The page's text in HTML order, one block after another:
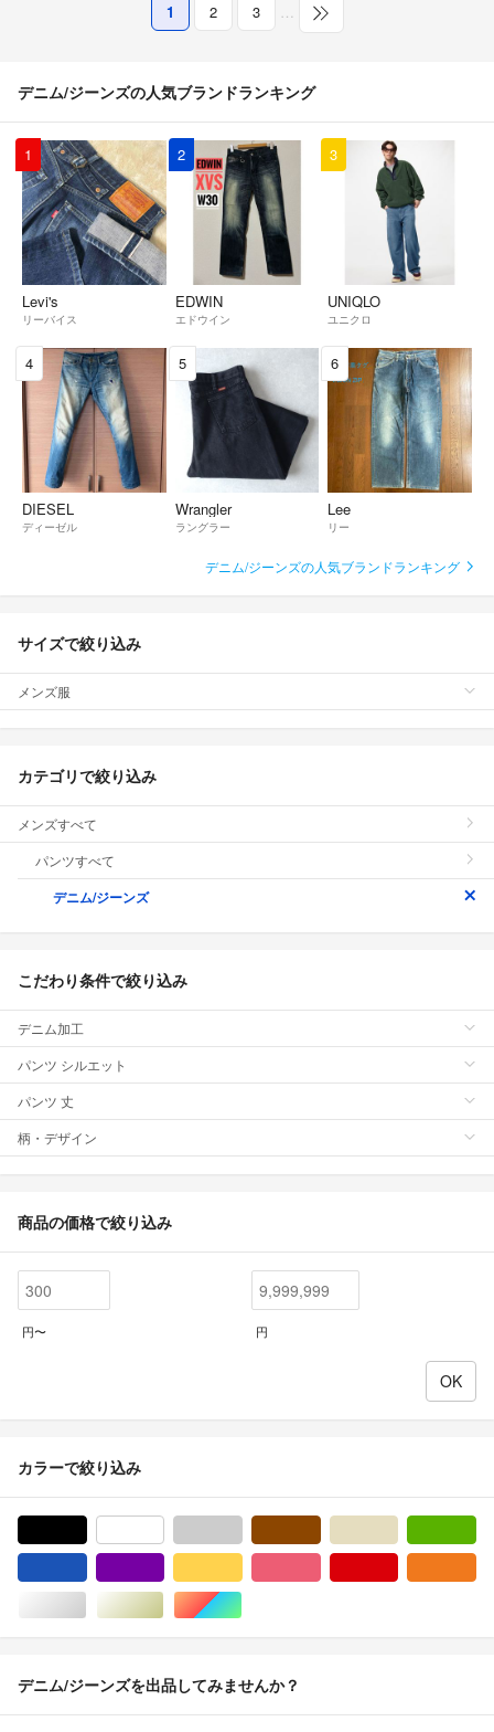
1 2 3 …
デニム/ジーンズの人気ブランドランキング
1
Levi's
リーバイス
2
EDWIN
エドウイン
3
UNIQLO
ユニクロ
4
DIESEL
ディーゼル
5
Wrangler
ラングラー
6
Lee
リー
デニム/ジーンズの人気ブランドランキング
サイズで絞り込み
メンズ服
カテゴリで絞り込み
メンズすべて
パンツすべて
デニム/ジーンズ
こだわり条件で絞り込み
デニム加工
パンツ シルエット
パンツ 丈
柄・デザイン
商品の価格で絞り込み
円〜 円
カラーで絞り込み
シルバー/銀色系ゴールド/金色系マルチカラー
デニム/ジーンズを出品してみませんか？